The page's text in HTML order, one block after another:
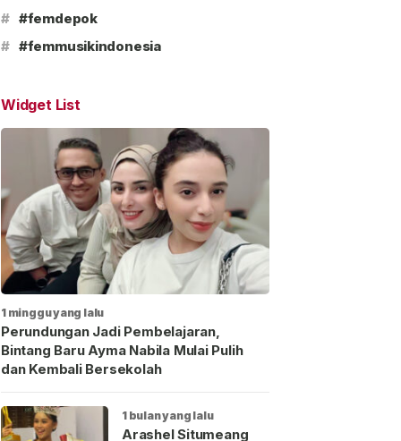
# #femdepok
# #femmusikindonesia
Widget List
1 minggu yang lalu
Perundungan Jadi Pembelajaran,
Bintang Baru Ayma Nabila Mulai Pulih
dan Kembali Bersekolah
1 bulan yang lalu
Arashel Situmeang